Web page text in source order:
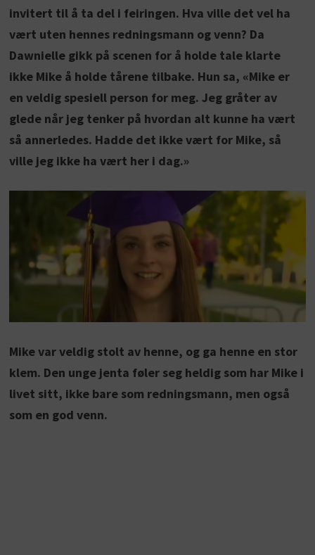
invitert til å ta del i feiringen. Hva ville det vel ha
vært uten hennes redningsmann og venn? Da
Dawnielle gikk på scenen for å holde tale klarte
ikke Mike å holde tårene tilbake. Hun sa, «Mike er
en veldig spesiell person for meg. Jeg gråter av
glede når jeg tenker på hvordan alt kunne ha vært
så annerledes. Hadde det ikke vært for Mike, så
ville jeg ikke ha vært her i dag.»
Mike var veldig stolt av henne, og ga henne en stor
klem. Den unge jenta føler seg heldig som har Mike i
livet sitt, ikke bare som redningsmann, men også
som en god venn.